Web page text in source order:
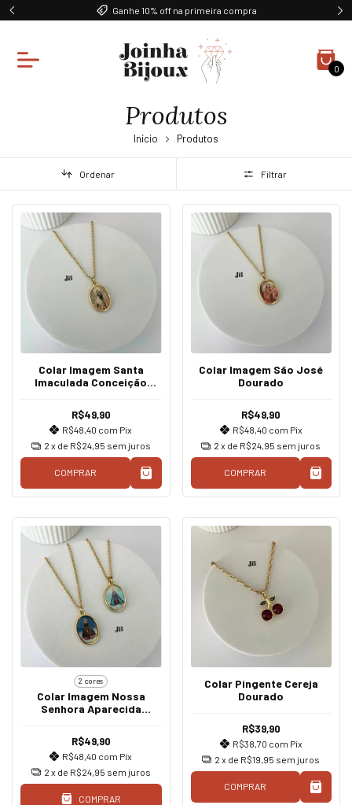
Ganhe 10% off na primeira compra Frete
0
Produtos
Início Produtos
Ordenar Filtrar
Colar Imagem Santa
Imaculada Conceição
R$49,90
R$48,40 com Pix
2 x de R$24,95 sem juros
COMPRAR
Colar Imagem São José
Dourado
R$49,90
R$48,40 com Pix
2 x de R$24,95 sem juros
COMPRAR
2 cores
Colar Imagem Nossa
Senhora Aparecida
R$49,90
R$48,40 com Pix
2 x de R$24,95 sem juros
COMPRAR
Colar Pingente Cereja
Dourado
R$39,90
R$38,70 com Pix
2 x de R$19,95 sem juros
COMPRAR